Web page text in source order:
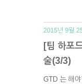
2015년 9월 25
[팀 하포
술(3/3)
GTD 는 해야